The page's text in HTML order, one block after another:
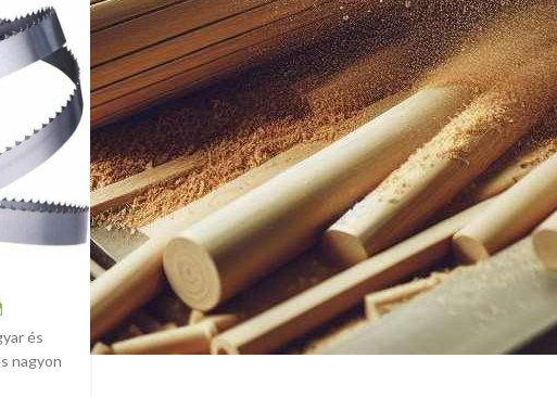
és
nagyon